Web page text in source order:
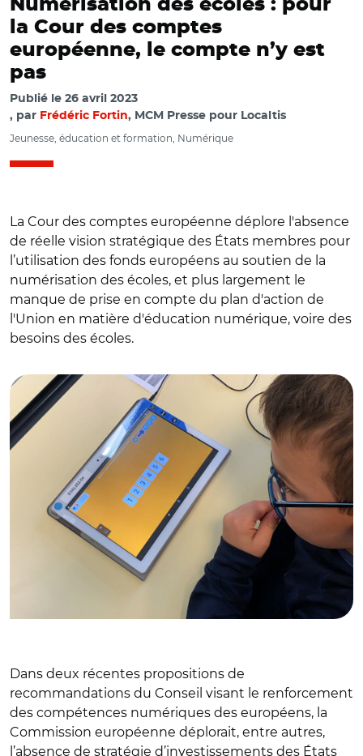
Numérisation des écoles : pour
la Cour des comptes
européenne, le compte n’y est
pas
Publié le 26 avril 2023
par Frédéric Fortin, MCM Presse pour Localtis
Jeunesse, éducation et formation, Numérique
La Cour des comptes européenne déplore l'absence
de réelle vision stratégique des États membres pour
l’utilisation des fonds européens au soutien de la
numérisation des écoles, et plus largement le
manque de prise en compte du plan d'action de
l'Union en matière d'éducation numérique, voire des
besoins des écoles.
Dans deux récentes propositions de
recommandations du Conseil visant le renforcement
des compétences numériques des européens, la
Commission européenne déplorait, entre autres,
l’absence de stratégie d’investissements des États